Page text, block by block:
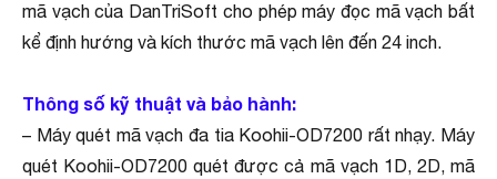
mã vạch của DanTriSoft cho phép máy đọc mã vạch bất
kể định hướng và kích thước mã vạch lên đến 24 inch.
Thông số kỹ thuật và bảo hành:
– Máy quét mã vạch đa tia Koohii-OD7200 rất nhạy. Máy
quét Koohii-OD7200 quét được cả mã vạch 1D, 2D, mã